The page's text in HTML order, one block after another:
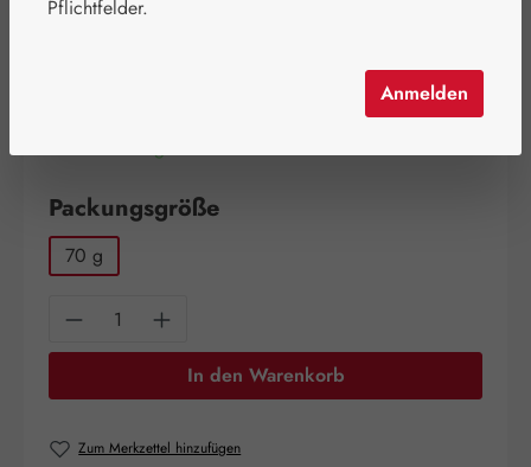
Regulärer Preis:
4,80 €
Packungsgrößeauswählen
70 g
Produkt Anzahl: Gib den gewünschten
In den Warenkorb
Zum Merkzettel hinzufügen
Pflichtfelder.
Anmelden